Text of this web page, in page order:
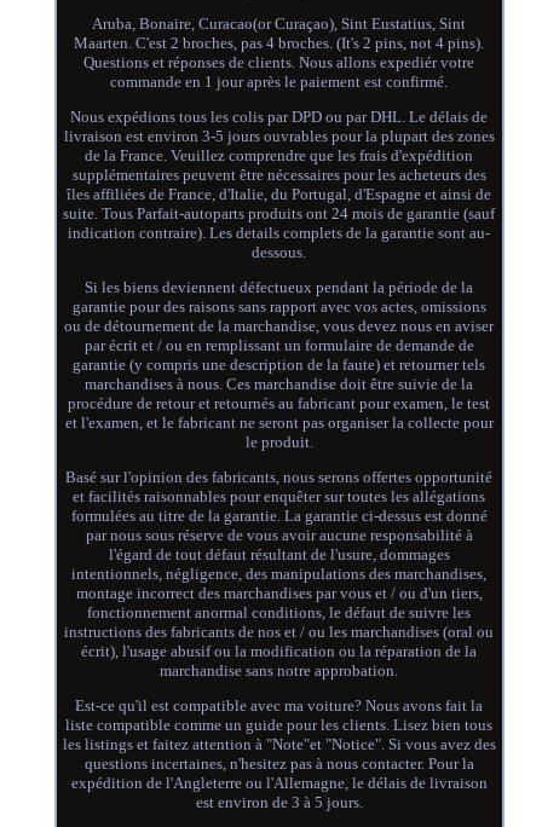
Aruba, Bonaire, Curacao(or Curaçao), Sint Eustatius, Sint
Maarten. C'est 2 broches, pas 4 broches. (It's 2 pins, not 4 pins).
Questions et réponses de clients. Nous allons expediér votre
commande en 1 jour après le paiement est confirmé.
Nous expédions tous les colis par DPD ou par DHL. Le délais de
livraison est environ 3-5 jours ouvrables pour la plupart des zones
de la France. Veuillez comprendre que les frais d'expédition
supplémentaires peuvent être nécessaires pour les acheteurs des
îles affiliées de France, d'Italie, du Portugal, d'Espagne et ainsi de
suite. Tous Parfait-autoparts produits ont 24 mois de garantie (sauf
indication contraire). Les details complets de la garantie sont au-
dessous.
Si les biens deviennent défectueux pendant la période de la
garantie pour des raisons sans rapport avec vos actes, omissions
ou de détournement de la marchandise, vous devez nous en aviser
par écrit et / ou en remplissant un formulaire de demande de
garantie (y compris une description de la faute) et retourner tels
marchandises à nous. Ces marchandise doit être suivie de la
procédure de retour et retournés au fabricant pour examen, le test
et l'examen, et le fabricant ne seront pas organiser la collecte pour
le produit.
Basé sur l'opinion des fabricants, nous serons offertes opportunité
et facilités raisonnables pour enquêter sur toutes les allégations
formulées au titre de la garantie. La garantie ci-dessus est donné
par nous sous réserve de vous avoir aucune responsabilité à
l'égard de tout défaut résultant de l'usure, dommages
intentionnels, négligence, des manipulations des marchandises,
montage incorrect des marchandises par vous et / ou d'un tiers,
fonctionnement anormal conditions, le défaut de suivre les
instructions des fabricants de nos et / ou les marchandises (oral ou
écrit), l'usage abusif ou la modification ou la réparation de la
marchandise sans notre approbation.
Est-ce qu'il est compatible avec ma voiture? Nous avons fait la
liste compatible comme un guide pour les clients. Lisez bien tous
les listings et faitez attention à "Note"et "Notice". Si vous avez des
questions incertaines, n'hesitez pas à nous contacter. Pour la
expédition de l'Angleterre ou l'Allemagne, le délais de livraison
est environ de 3 à 5 jours.